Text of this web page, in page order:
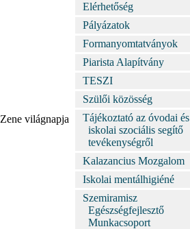
Zene világnapja
Elérhetőség
Pályázatok
Formanyomtatványok
Piarista Alapítvány
TESZI
Szülői közösség
Tájékoztató az óvodai és
iskolai szociális segítő
tevékenységről
Kalazancius Mozgalom
Iskolai mentálhigiéné
Szemiramisz
Egészségfejlesztő
Munkacsoport